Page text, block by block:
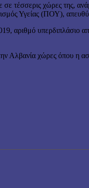
τέσσερις χώρες της,
Υγείας (ΠΟΥ),
υπερδιπλάσιο
χώρες όπου η